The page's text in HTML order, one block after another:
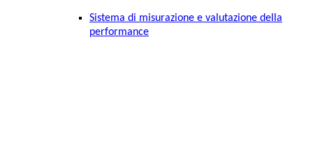
Sistema di misurazione e valutazione della
performance